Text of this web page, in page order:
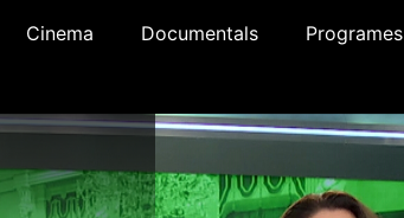
Cinema Documentals Programes